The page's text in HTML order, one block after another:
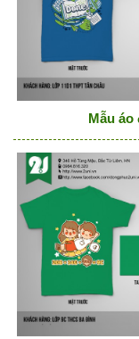
Mẫu áo